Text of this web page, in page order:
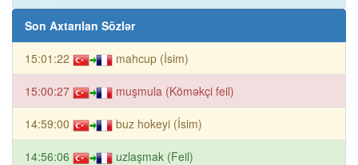
Son Axtarılan Sözlər
15:01:22 mahcup (İsim)
15:00:27 muşmula (Köməkçi feil)
14:59:00 buz hokeyi (İsim)
14:56:06 uzlaşmak (Feil)